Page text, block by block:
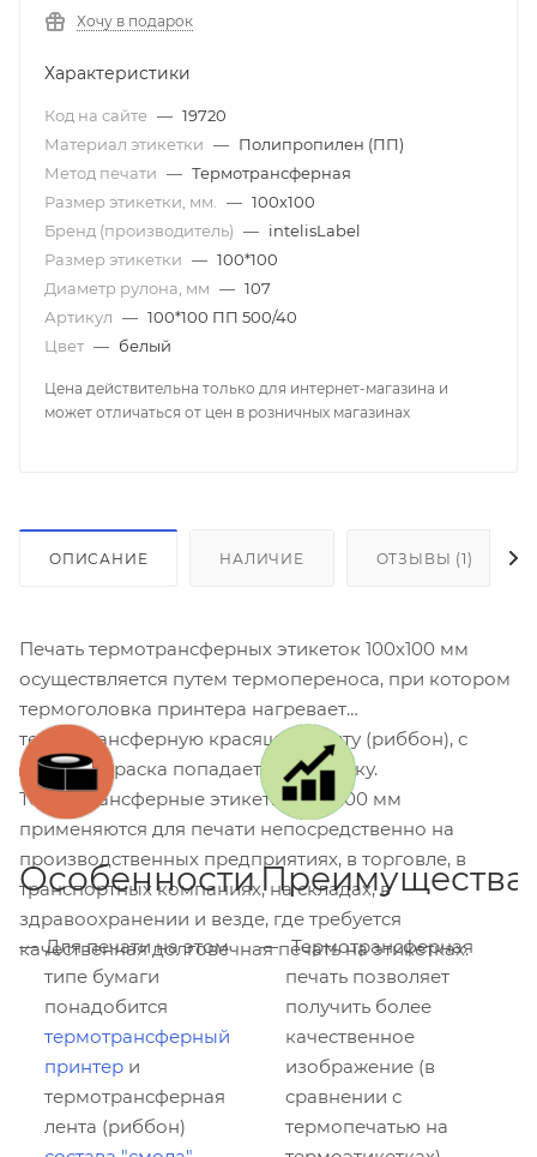
Хочу в подарок
Характеристики
Код на сайте — 19720
Материал этикетки — Полипропилен (ПП)
Метод печати — Термотрансферная
Размер этикетки, мм.
— 100х100
Бренд (производитель) — intelisLabel
Размер этикетки — 100*100
Диаметр рулона, мм — 107
Артикул — 100*100 ПП 500/40
Цвет — белый
Цена действительна только для интернет-магазина и
может отличаться от цен в розничных магазинах
ОПИСАНИЕ НАЛИЧИЕ ОТЗЫВЫ (1)
Печать термотрансферных этикеток 100х100 мм
осуществляется путем термопереноса, при котором
термоголовка принтера нагревает
термотрансферную красящую ленту (риббон), с
которой краска попадает на этикетку.
Термотрансферные этикетки 100x100 мм
применяются для печати непосредственно на
производственных предприятиях, в торговле, в
транспортных компаниях, на складах, в
здравоохранении и везде, где требуется
качественная долговечная печать на этикетках.
Особенности
Для печати на этом
типе бумаги
понадобится
термотрансферный
принтер и
термотрансферная
лента (риббон)
Преимущества
Термотрансферная
печать позволяет
получить более
качественное
изображение (в
сравнении с
термопечатью на